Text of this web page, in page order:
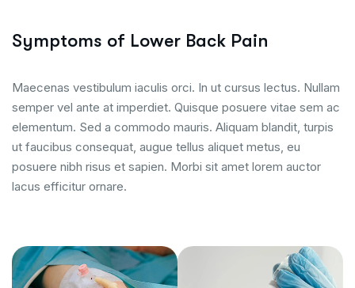
Symptoms of Lower Back Pain
Maecenas vestibulum iaculis orci. In ut cursus lectus. Nullam
semper vel ante at imperdiet. Quisque posuere vitae sem ac
elementum. Sed a commodo mauris. Aliquam blandit, turpis
ut faucibus consequat, augue tellus aliquet metus, eu
posuere nibh risus et sapien. Morbi sit amet lorem auctor
lacus efficitur ornare.